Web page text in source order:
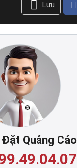
Lưu
Đặt Quảng Cáo